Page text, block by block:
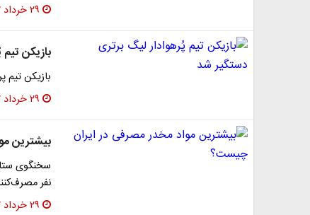
۲۹ خرداد ۱۳۹۷
بازیکن
بازیکن تیم
۲۹ خرداد ۱۳۹۷
بیشترین
نفر
۲۹ خرداد ۱۳۹۷